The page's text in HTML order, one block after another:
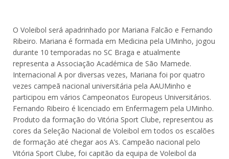
O Voleibol será apadrinhado por Mariana Falcão e Fernando
Ribeiro. Mariana é formada em Medicina pela UMinho, jogou
durante 10 temporadas no SC Braga e atualmente
representa a Associação Académica de São Mamede.
Internacional A por diversas vezes, Mariana foi por quatro
vezes campeã nacional universitária pela AAUMinho e
participou em vários Campeonatos Europeus Universitários.
Fernando Ribeiro é licenciado em Enfermagem pela UMinho.
Produto da formação do Vitória Sport Clube, representou as
cores da Seleção Nacional de Voleibol em todos os escalões
de formação até chegar aos A’s. Campeão nacional pelo
Vitória Sport Clube, foi capitão da equipa de Voleibol da